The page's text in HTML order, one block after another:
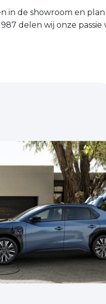
in de showroom en
delen wij onze passie